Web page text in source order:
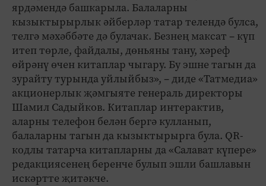
ярдәмендә башкарыла. Балаларны
кызыктырырлык әйберләр татар телендә булса,
телгә мәхәббәте дә булачак. Безнең максат – күп
итеп төрле, файдалы, дөньяны тану, хәреф
өйрәнү өчен китаплар чыгару. Бу эшне тагын да
зурайту турында уйлыйбыз», – диде «Татмедиа»
акционерлык җәмгыяте генераль директоры
Шамил Садыйков. Китаплар интерактив,
аларны телефон белән бергә кулланып,
балаларны тагын да кызыктырырга була. QR-
кодлы татарча китапларны да «Салават күпере»
редакциясенең беренче булып эшли башлавын
искәртте җитәкче.